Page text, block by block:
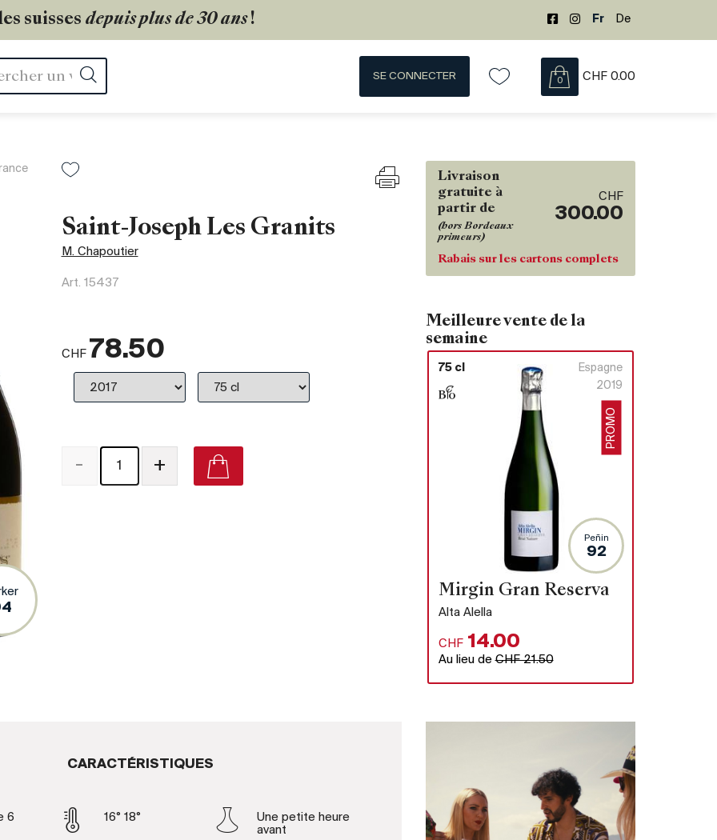
suisses depuis plus de 30 ans! Fr De
SE CONNECTER 0 CHF 0.00
Saint-Joseph Les Granits
M. Chapoutier
Art. 15437
CHF 78.50
- +
CARACTÉRISTIQUES
6 16° 18°
Une petite heure
avant
Livraison
gratuite à
partir de
(hors Bordeaux
primeurs)
CHF
300.00
Rabais sur les cartons complets
Meilleure vente de la
semaine
75 cl
Espagne
2019
PROMO
Peñin
92
Mirgin Gran Reserva
Alta Alella
CHF 14.00
Au lieu deCHF 21.50